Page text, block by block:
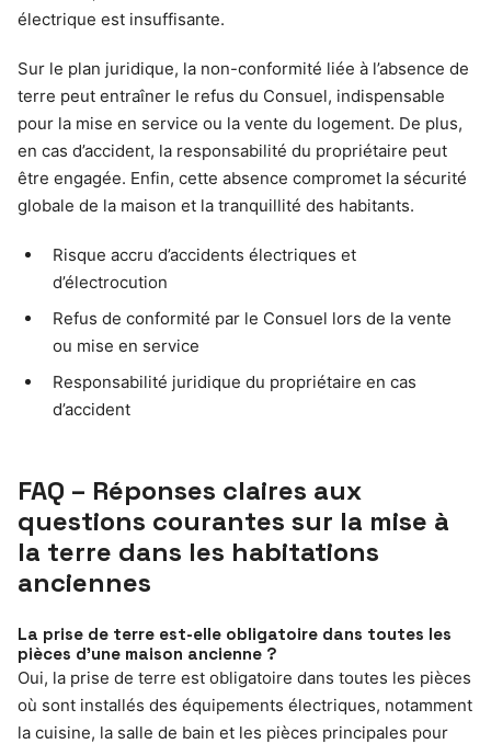
électrique est insuffisante.
Sur le plan juridique, la non-conformité liée à l’absence de
terre peut entraîner le refus du Consuel, indispensable
pour la mise en service ou la vente du logement. De plus,
en cas d’accident, la responsabilité du propriétaire peut
être engagée. Enfin, cette absence compromet la sécurité
globale de la maison et la tranquillité des habitants.
Risque accru d’accidents électriques et
d’électrocution
Refus de conformité par le Consuel lors de la vente
ou mise en service
Responsabilité juridique du propriétaire en cas
d’accident
FAQ – Réponses claires aux
questions courantes sur la mise à
la terre dans les habitations
anciennes
La prise de terre est-elle obligatoire dans toutes les
pièces d’une maison ancienne ?
Oui, la prise de terre est obligatoire dans toutes les pièces
où sont installés des équipements électriques, notamment
la cuisine, la salle de bain et les pièces principales pour